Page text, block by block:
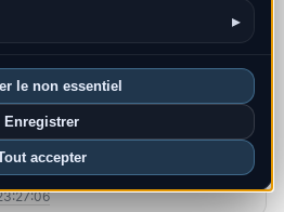
▸
le non essentiel
Enregistrer
accepter
Graphiques Principales régions